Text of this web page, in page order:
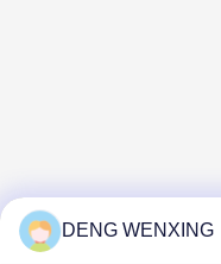
DENG WENXING